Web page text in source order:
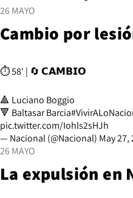
26 MAYO
Cambio por
⏱ 58' | 🔄 𝗖𝗔𝗠𝗕𝗜𝗢
🔺 Luciano Boggio
🔻 Baltasar Barcia
pic.twitter.com/Iohls2sHJh
— Nacional (@Nacional) May 27,
26 MAYO
La expulsión en